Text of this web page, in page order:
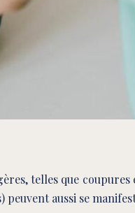
telles que coupures
aussi se